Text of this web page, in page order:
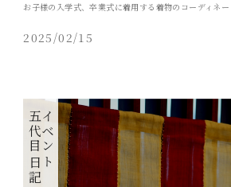
お子様の入学式、卒業式に着用する着物のコーディネ
2025/02/15
イベント
五代目日記